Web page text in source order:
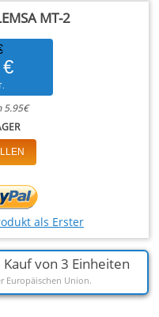
MT-2
5.95€
als Erster
von 3 Einheiten
Europäischen Union.